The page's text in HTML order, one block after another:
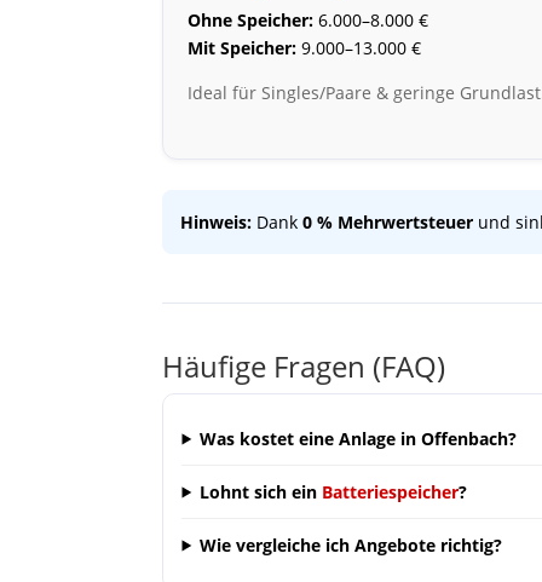
Ohne Speicher: 6.000–8.000 €
Mit Speicher: 9.000–13.000 €
Ideal für Singles/Paare & geringe
Hinweis: Dank0 % Mehrwertsteuer und
Häufige Fragen (FAQ)
Was kostet eine Anlage in Offenbach?
Lohnt sich ein Batteriespeicher?
Wie vergleiche ich Angebote richtig?